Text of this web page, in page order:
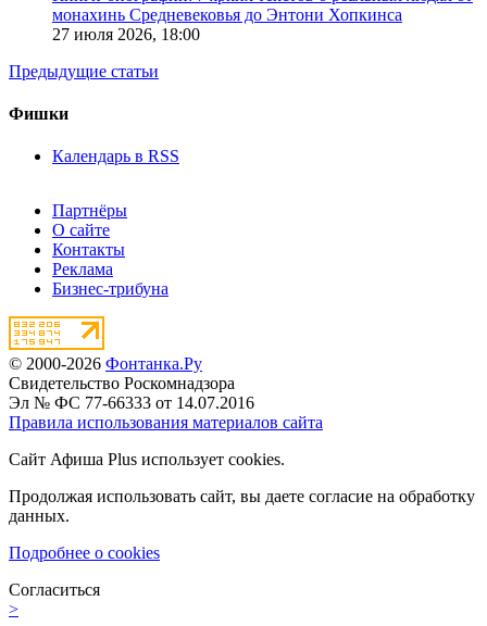
монахинь Средневековья до Энтони Хопкинса
27 июля 2026, 18:00
Предыдущие статьи
Фишки
Календарь в RSS
Партнёры
О сайте
Контакты
Реклама
Бизнес-трибуна
© 2000-2026 Фонтанка.Ру
Свидетельство Роскомнадзора
Эл № ФС 77-66333 от 14.07.2016
Правила использования материалов сайта
Сайт Афиша Plus использует cookies.
Продолжая использовать сайт, вы даете согласие на обработку
данных.
Подробнее о cookies
Согласиться
>